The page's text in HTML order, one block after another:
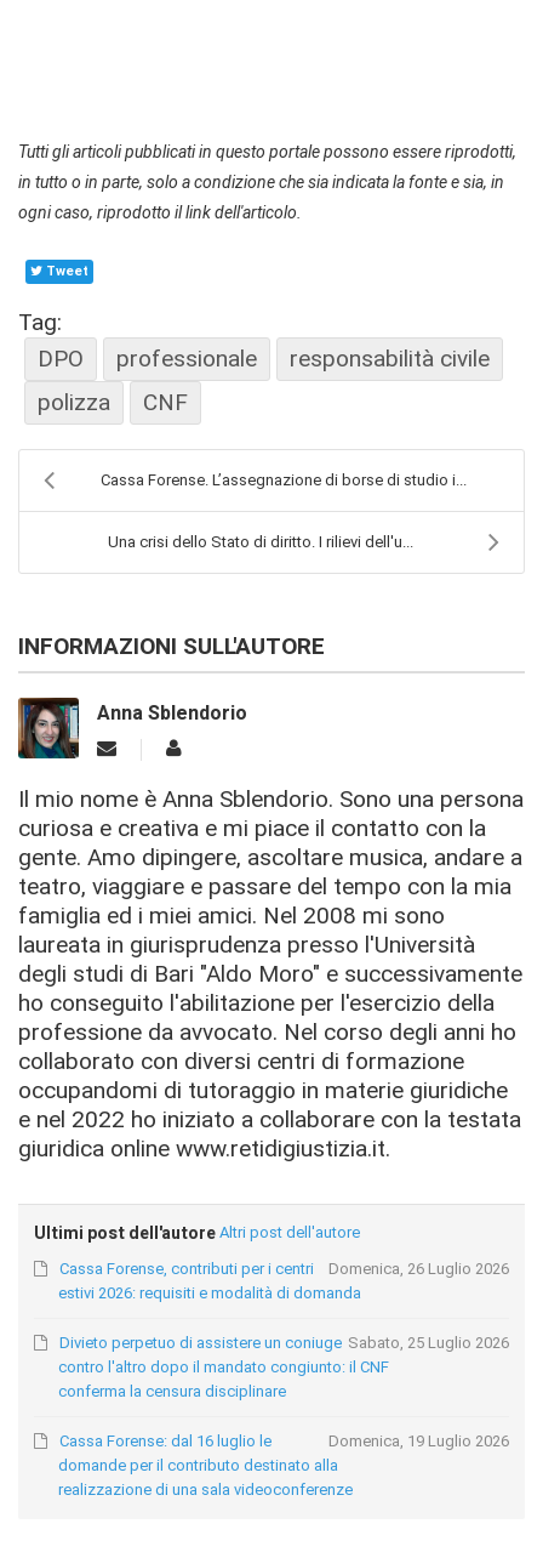
Tutti gli articoli pubblicati in questo portale possono essere riprodotti,
in tutto o in parte, solo a condizione che sia indicata la fonte e sia, in
ogni caso, riprodotto il link dell'articolo.
Tweet
Tag:
DPO
professionale
responsabilità civile
polizza
CNF
Cassa Forense. L’assegnazione di borse di studio i...
Una crisi dello Stato di diritto. I rilievi dell'u...
INFORMAZIONI SULL'AUTORE
Anna Sblendorio
Il mio nome è Anna Sblendorio. Sono una persona
curiosa e creativa e mi piace il contatto con la
gente. Amo dipingere, ascoltare musica, andare a
teatro, viaggiare e passare del tempo con la mia
famiglia ed i miei amici. Nel 2008 mi sono
laureata in giurisprudenza presso l'Università
degli studi di Bari "Aldo Moro" e successivamente
ho conseguito l'abilitazione per l'esercizio della
professione da avvocato. Nel corso degli anni ho
collaborato con diversi centri di formazione
occupandomi di tutoraggio in materie giuridiche
e nel 2022 ho iniziato a collaborare con la testata
giuridica online www.retidigiustizia.it.
Ultimi post dell'autore Altri post dell'autore
Domenica, 26 Luglio 2026
Cassa Forense, contributi per i centri
estivi 2026: requisiti e modalità di domanda
Sabato, 25 Luglio 2026
Divieto perpetuo di assistere un coniuge
contro l'altro dopo il mandato congiunto: il CNF
conferma la censura disciplinare
Domenica, 19 Luglio 2026
Cassa Forense: dal 16 luglio le
domande per il contributo destinato alla
realizzazione di una sala videoconferenze